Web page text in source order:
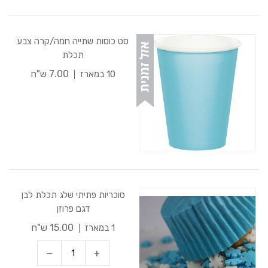
סט כוסות שתייה חמה/קרה צבע
תכלת
10 במארז
7.00 ש"ח
סוכריות פתיתי שלג תכלת לבן
דגם פרוזן
1 במארז
15.00 ש"ח